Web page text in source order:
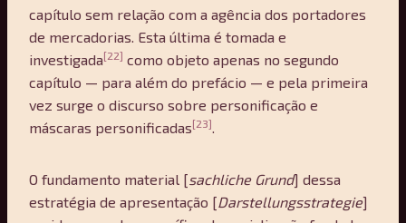
capítulo sem relação com a agência dos portadores
de mercadorias. Esta última é tomada e
investigada[22] como objeto apenas no segundo
capítulo — para além do prefácio — e pela primeira
vez surge o discurso sobre personificação e
máscaras personificadas[23]
O fundamento material [sachliche Grund] dessa
estratégia de apresentação [Darstellungsstrategie]